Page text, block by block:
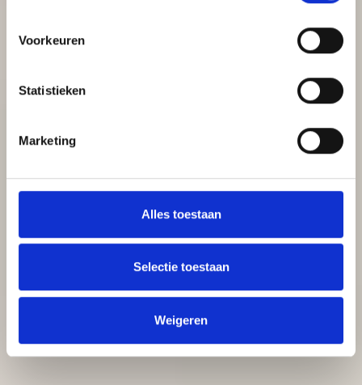
Voorkeuren
Statistieken
Marketing
Alles toestaan
Selectie toestaan
Weigeren